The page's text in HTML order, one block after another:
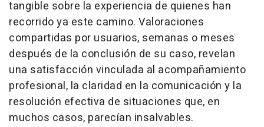
tangible sobre la experiencia de quienes han
recorrido ya este camino. Valoraciones
compartidas por usuarios, semanas o meses
después de la conclusión de su caso, revelan
una satisfacción vinculada al acompañamiento
profesional, la claridad en la comunicación y la
resolución efectiva de situaciones que, en
muchos casos, parecían insalvables.